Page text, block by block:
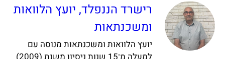
רישרד הננפלד, יועץ הלוואות
ומשכנתאות
יועץ הלוואות ומשכנתאות מנוסה עם